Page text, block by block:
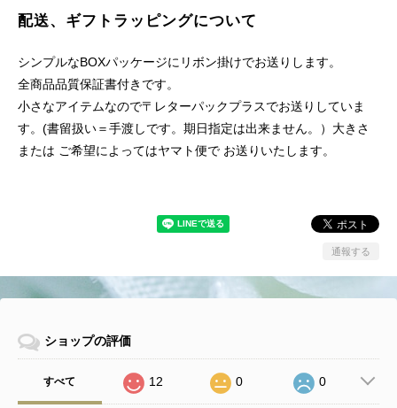
配送、ギフトラッピングについて
シンプルなBOXパッケージにリボン掛けでお送りします。
全商品品質保証書付きです。
小さなアイテムなので〒レターパックプラスでお送りしていま
す。(書留扱い＝手渡しです。期日指定は出来ません。）大きさ
または ご希望によってはヤマト便で お送りいたします。
通報する
ショップの評価
すべて 12 0 0